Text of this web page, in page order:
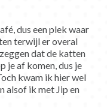
dus een plek waar
terwijl er overal
dat de katten
je af komen, dus je
kwam ik hier wel
alsof ik met Jip en